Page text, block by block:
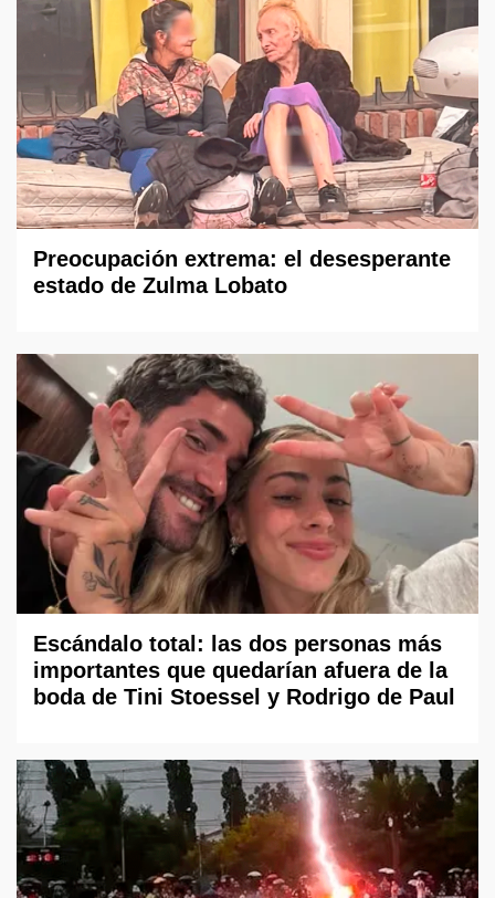
Preocupación extrema: el desesperante
estado de Zulma Lobato
Escándalo total: las dos personas más
importantes que quedarían afuera de la
boda de Tini Stoessel y Rodrigo de Paul